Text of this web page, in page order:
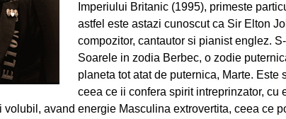
Imperiului Britanic (1995), primeste
astfel este astazi cunoscut ca Sir Elton
compozitor, cantautor si pianist englez.
Soarele in zodia Berbec, o zodie
planeta tot atat de puternica, Marte. Este
ceea ce ii confera spirit intreprinzator, cu
volubil, avand energie Masculina extrovertita, ceea ce